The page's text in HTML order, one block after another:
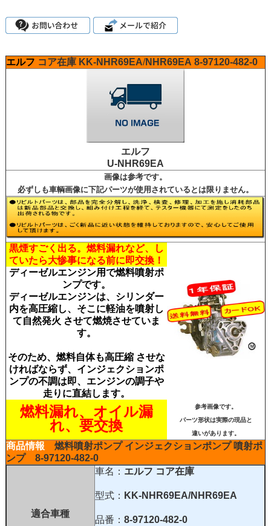
エルフ コア在庫 KK-NHR69EA/NHR69EA 8-97120-482-0
エルフ
U-NHR69EA
画像は参考です。
必ずしも車輌画像に下記パーツが使用されているとは限りません。
黒煙すごく出る。燃料漏れなど、し
ていたら大惨事になる前に即交換！
ディーゼルエンジン用で燃料噴射ポ
ンプです。
ディーゼルエンジンは、シリンダー
内を高圧縮し、そこに軽油を噴射し
て自然発火 させて燃焼させていま
す。
そのため、燃料自体も高圧縮 させな
ければならず、インジェクションポ
ンプの不調は即、エンジンの調子や
走りに直結します。
燃料漏れ、オイル漏
れ、要交換
参考画像です。
パーツ形状は実際の現品と
違いがあります。
商品情報 燃料噴射ポンプ インジェクションポンプ 噴射ポ
ンプ
8-97120-482-0
適合車種
車名： エルフ コア在庫
型式： KK-NHR69EA/NHR69EA
品番： 8-97120-482-0